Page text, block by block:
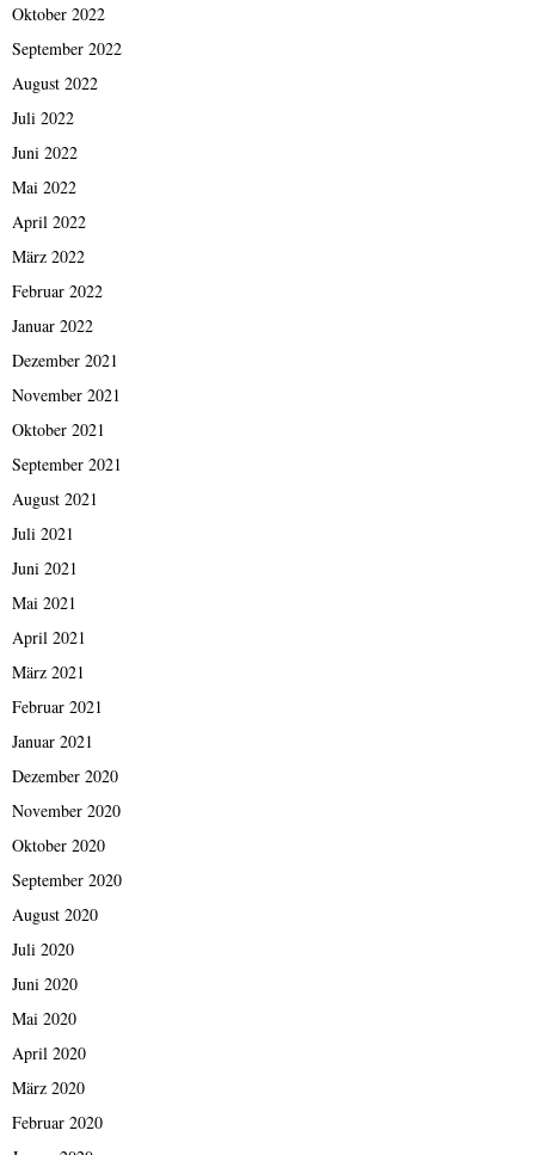
Oktober 2022
September 2022
August 2022
Juli 2022
Juni 2022
Mai 2022
April 2022
März 2022
Februar 2022
Januar 2022
Dezember 2021
November 2021
Oktober 2021
September 2021
August 2021
Juli 2021
Juni 2021
Mai 2021
April 2021
März 2021
Februar 2021
Januar 2021
Dezember 2020
November 2020
Oktober 2020
September 2020
August 2020
Juli 2020
Juni 2020
Mai 2020
April 2020
März 2020
Februar 2020